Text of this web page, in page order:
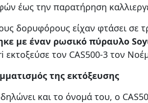
έως την παρατήρηση
δορυφόρους είχαν φτάσει σε
με έναν ρωσικό πύραυλο
εκτοξεύσε τον CAS500-3 τον
της εκτόξευσης
και το όνομά του, ο